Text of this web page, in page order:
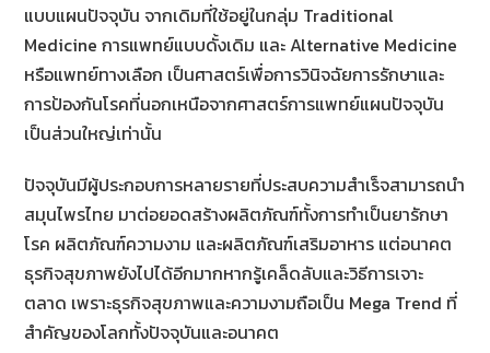
แบบแผนปัจจุบัน จากเดิมที่ใช้อยู่ในกลุ่ม Traditional
Medicine การแพทย์แบบดั้งเดิม และ Alternative Medicine
หรือแพทย์ทางเลือก เป็นศาสตร์เพื่อการวินิจฉัยการรักษาและ
การป้องกันโรคที่นอกเหนือจากศาสตร์การแพทย์แผนปัจจุบัน
เป็นส่วนใหญ่เท่านั้น
ปัจจุบันมีผู้ประกอบการหลายรายที่ประสบความสำเร็จสามารถนำ
สมุนไพรไทย มาต่อยอดสร้างผลิตภัณฑ์ทั้งการทำเป็นยารักษา
โรค ผลิตภัณฑ์ความงาม และผลิตภัณฑ์เสริมอาหาร แต่อนาคต
ธุรกิจสุขภาพยังไปได้อีกมากหากรู้เคล็ดลับและวิธีการเจาะ
ตลาด เพราะธุรกิจสุขภาพและความงามถือเป็น Mega Trend ที่
สำคัญของโลกทั้งปัจจุบันและอนาคต